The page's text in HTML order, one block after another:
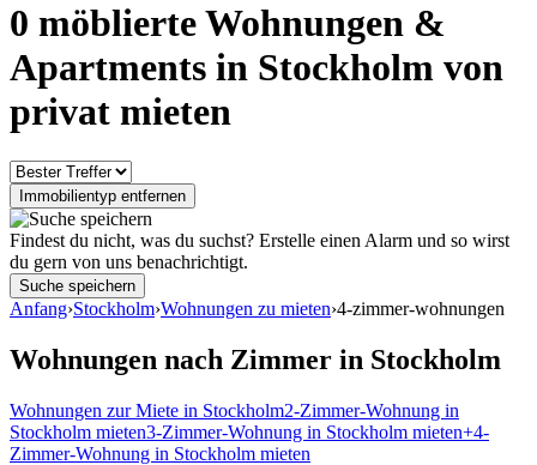
0 möblierte Wohnungen &
Apartments in Stockholm von
privat mieten
Immobilientyp entfernen
Findest du nicht, was du suchst? Erstelle einen Alarm und so wirst
du gern von uns benachrichtigt.
Suche speichern
Anfang›Stockholm›Wohnungen zu mieten›4-zimmer-wohnungen
Wohnungen nach Zimmer in Stockholm
Wohnungen zur Miete in Stockholm2-Zimmer-Wohnung in
Stockholm mieten3-Zimmer-Wohnung in Stockholm mieten+4-
Zimmer-Wohnung in Stockholm mieten